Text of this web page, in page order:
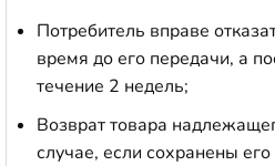
Потребитель вправе
время до его передачи, а
течение 2 недель;
Возврат товара
случае, если сохранены